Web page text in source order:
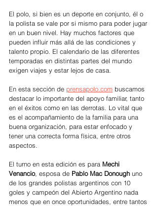
El polo, si bien es un deporte en conjunto, él o
la polista se vale por si mismo para poder jugar
en un buen nivel. Hay muchos factores que
pueden influir más allá de las condiciones y
talento propio. El calendario de las diferentes
temporadas en distintas partes del mundo
exigen viajes y estar lejos de casa.
En esta sección de prensapolo.com buscamos
destacar lo importante del apoyo familiar, tanto
en el éxitos como en las derrotas. Lo vital que
es el acompañamiento de la familia para una
buena organización, para estar enfocado y
tener una correcta forma física, entre otros
aspectos.
El turno en esta edición es para Mechi
Venancio, esposa de Pablo Mac Donough uno
de los grandes polistas argentinos con 10
goles y campeón del Abierto Argentino nada
menos que en once oportunidades, entre tantos